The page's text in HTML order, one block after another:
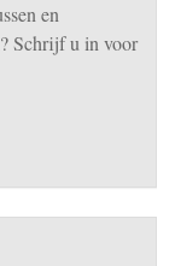
en
Schrijf u in voor